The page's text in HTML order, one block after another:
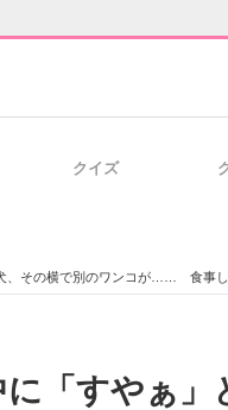
クイズ
、その横で別のワンコが…… 食事
に「すやぁ」